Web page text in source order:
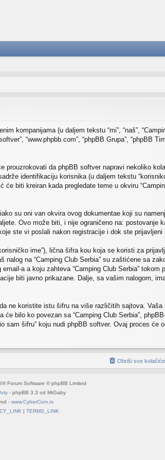
kompanijama (u daljem tekstu “mi”, “naš”,
“www.phpbb.com”, “phpBB Grupa”, “phpBB
prouzrokovati da phpBB softver napravi nekoliko
identifikaciju korisnika (u daljem tekstu
biti kreiran kada pregledate teme u okviru
su oni van okvira ovog dokumentae koji su
Ovo može biti, i nije ograničeno na: postovanje
ste vi poslali nakon registracije i dok ste prijavljeni
ime”), lična šifra kou koja se koristi za
na “Camping Club Serbia” su zaštićene sa
a a koju zahteva “Camping Club Serbia”
biti javno prikazane. Dalje, sa vašim nalogom,
ne koristite istu šifru na više različitih sajtova.
bilo ko povezan sa “Camping Club Serbia”,
šifru” koju nudi phpBB softver. Ovaj proces će
Obriši sve
® Forum Software © phpBB Limited
- phpBB 3.3 od MrGaby
- www.CyberCom.rs
| TERMS_LINK